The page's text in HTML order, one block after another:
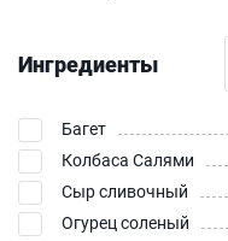
Ингредиенты
Багет
Колбаса Салями
Сыр сливочный
Огурец соленый